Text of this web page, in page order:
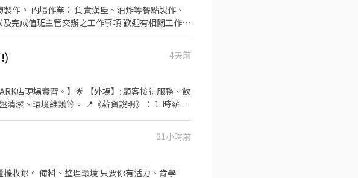
點製作、
4天前
外場】: 顧客接待服務、飲
潔、環境維護等。 📍《薪資說明》： 1. 時薪：
:🔸須配合出勤，且能整日排班者為主! 🔸當日排
勞基法規(勞健保、雇主退休金提撥、意外險)。
活動: 春酒抽獎、節慶禮品等。 4.獎金與津貼
21小時前
整理環境 只要你有活力、肯學